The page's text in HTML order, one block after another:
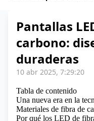
Pantallas
carbono:
duraderas
10 abr 2025, 7:29:20
Tabla de contenido
Una nueva era en la
Materiales de fibra de
Por qué los LED de